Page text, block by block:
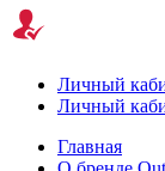
Личный
Личный
Главная